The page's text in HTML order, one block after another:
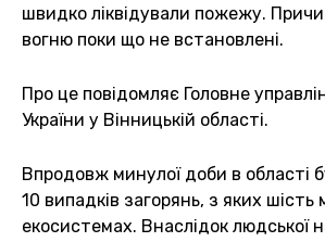
швидко ліквідували пожежу.
вогню поки що не встановлені.
Про це повідомляє Головне
України у Вінницькій області.
Впродовж минулої доби в області
10 випадків загорянь, з яких шість
екосистемах. Внаслідок людської